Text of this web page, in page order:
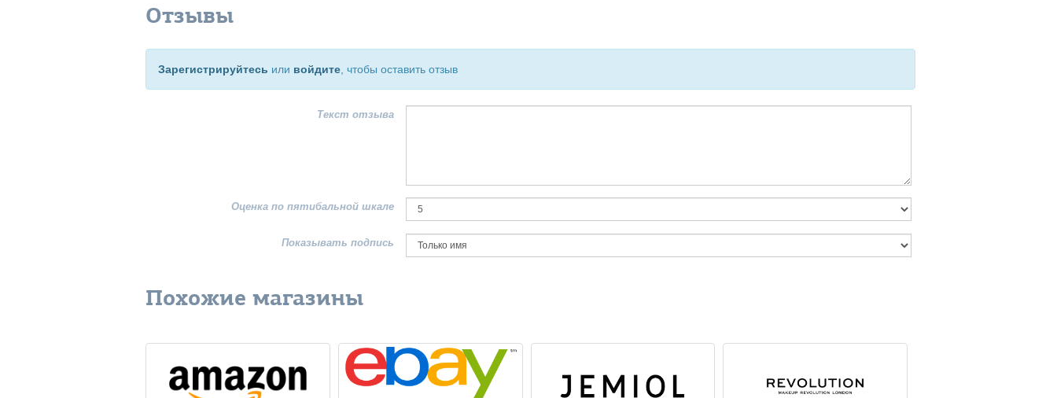
Отзывы
Зарегистрируйтесь или войдите , чтобы оставить отзыв
Текст отзыва
Оценка по пятибальной шкале
Показывать подпись
Похожие магазины